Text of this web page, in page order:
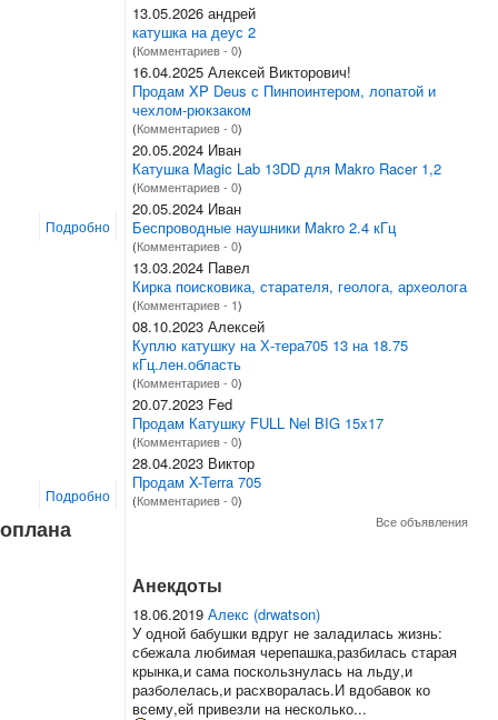
Подробно
Подробно
13.05.2026 андрей
катушка на деус 2
(Комментариев - 0)
16.04.2025 Алексей Викторович!
Продам XP Deus с Пинпоинтером, лопатой и
чехлом-рюкзаком
(Комментариев - 0)
20.05.2024 Иван
Катушка Magic Lab 13DD для Makro Racer 1,2
(Комментариев - 0)
20.05.2024 Иван
Беспроводные наушники Makro 2.4 кГц
(Комментариев - 0)
13.03.2024 Павел
Кирка поисковика, старателя, геолога, археолога
(Комментариев - 1)
08.10.2023 Алексей
Куплю катушку на Х-тера705 13 на 18.75
кГц.лен.область
(Комментариев - 0)
20.07.2023 Fed
Продам Катушку FULL Nel BIG 15x17
(Комментариев - 0)
28.04.2023 Виктор
Продам X-Terra 705
(Комментариев - 0)
Все объявления
Анекдоты
18.06.2019 Алекс (drwatson)
У одной бабушки вдруг не заладилась жизнь:
сбежала любимая черепашка,разбилась старая
крынка,и сама поскользнулась на льду,и
разболелась,и расхворалась.И вдобавок ко
всему,ей привезли на несколько...